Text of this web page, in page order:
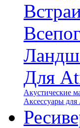
Для
Акустические
Аксессуары